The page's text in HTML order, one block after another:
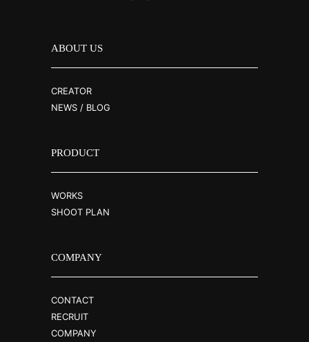
ABOUT US
CREATOR
NEWS / BLOG
PRODUCT
WORKS
SHOOT PLAN
COMPANY
CONTACT
RECRUIT
COMPANY